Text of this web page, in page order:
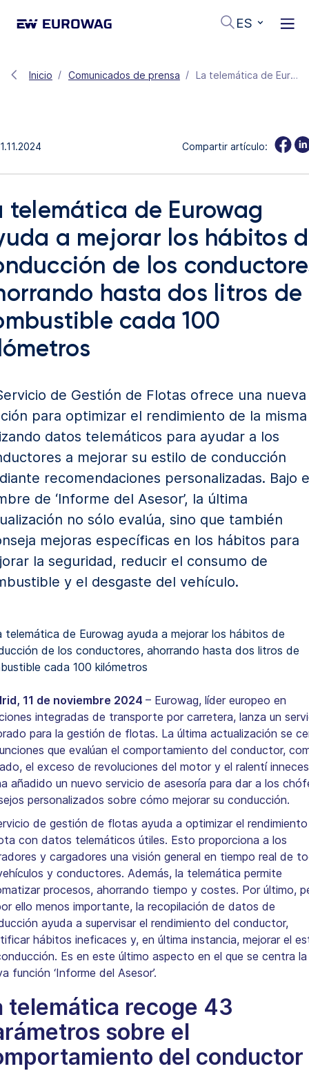
ES
Inicio Comunicados de prensa La telemática de Eurowag ayuda a mejorar los hábitos de conducción de los conductores, ahorrando hasta dos litros de combustible cada 100 kilómetros
Compartir artículo:
telemática de Eurowag
a mejorar los hábitos
de los
hasta dos litros de
cada 100
de Gestión de Flotas ofrece una nueva
para optimizar el rendimiento de la misma
datos telemáticos para ayudar a los
a mejorar su estilo de conducción
recomendaciones personalizadas. Bajo
de ‘Informe del Asesor’, la última
no sólo evalúa, sino que también
mejoras específicas en los hábitos para
la seguridad, reducir el consumo de
y el desgaste del vehículo.
11 de noviembre 2024 – Eurowag, líder europeo en
integradas de transporte por carretera, lanza un
para la gestión de flotas. La última actualización se
que evalúan el comportamiento del conductor,
el exceso de revoluciones del motor y el ralentí
añadido un nuevo servicio de asesoría para dar a los
personalizados sobre cómo mejorar su conducción.
de gestión de flotas ayuda a optimizar el
con datos telemáticos útiles. Esto proporciona a los
y cargadores una visión general en tiempo real de
y conductores. Además, la telemática permite
procesos, ahorrando tiempo y costes. Por último,
ello menos importante, la recopilación de datos de
ayuda a supervisar el rendimiento del conductor,
hábitos ineficaces y, en última instancia, mejorar el
Es en este último aspecto en el que se centra la
función ‘Informe del Asesor’.
telemática recoge 43
sobre el
del